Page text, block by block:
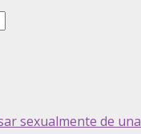
sexualmente de